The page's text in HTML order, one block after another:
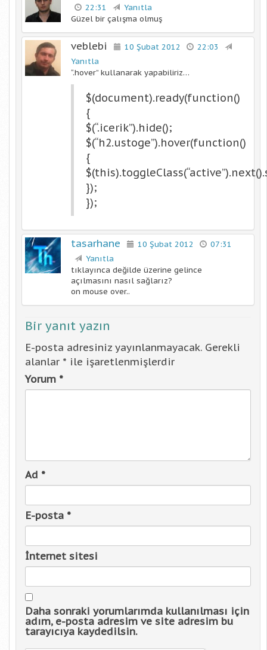
22:31
Yanıtla
Güzel bir çalışma olmuş
veblebi 10 Şubat 2012
22:03
Yanıtla
“.hover” kullanarak yapabiliriz…
$(document).ready(function()
{
$(“.icerik”).hide();
$(“h2.ustoge”).hover(function()
{
});
});
tasarhane 10 Şubat 2012
07:31
Yanıtla
tıklayınca değilde üzerine gelince
açılmasını nasıl sağlarız?
on mouse over..
Bir yanıt yazın
E-posta adresiniz yayınlanmayacak. Gerekli
alanlar * ile işaretlenmişlerdir
Yorum *
Ad *
E-posta *
İnternet sitesi
Daha sonraki yorumlarımda kullanılması için
adım, e-posta adresim ve site adresim bu
tarayıcıya kaydedilsin.